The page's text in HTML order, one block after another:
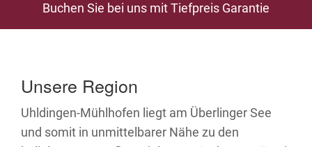
Buchen Sie bei uns mit Tiefpreis Garantie
Unsere Region
Uhldingen-Mühlhofen liegt am Überlinger See
und somit in unmittelbarer Nähe zu den